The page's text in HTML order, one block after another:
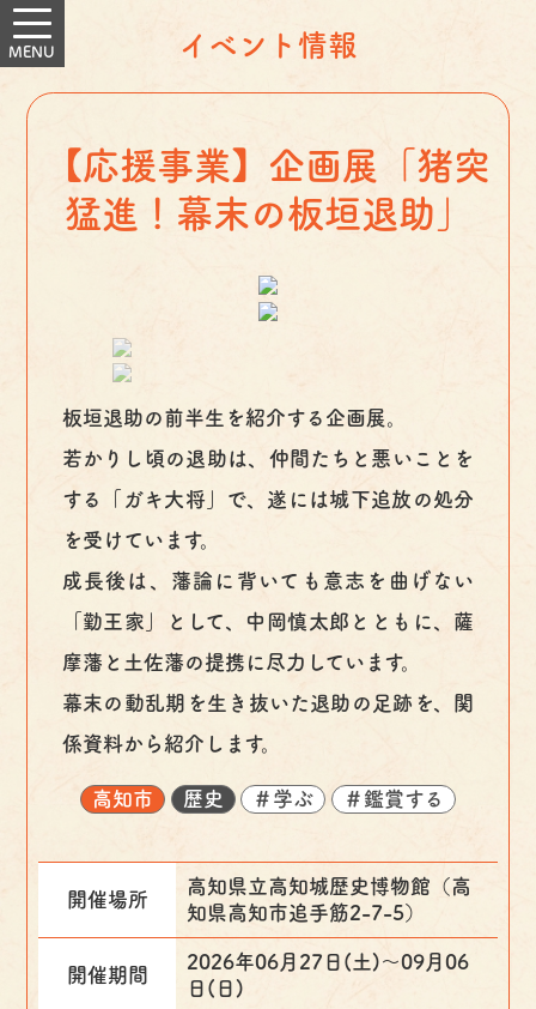
イベント情報
【応援事業】企画展「猪突
猛進！幕末の板垣退助」
板垣退助の前半生を紹介する企画展。
若かりし頃の退助は、仲間たちと悪いことを
する「ガキ大将」で、遂には城下追放の処分
を受けています。
成長後は、藩論に背いても意志を曲げない
「勤王家」として、中岡慎太郎とともに、薩
摩藩と土佐藩の提携に尽力しています。
幕末の動乱期を生き抜いた退助の足跡を、関
係資料から紹介します。
高知市 歴史 ＃学ぶ ＃鑑賞する
開催場所
高知県立高知城歴史博物館（高
知県高知市追手筋2-7-5）
開催期間
2026年06月27日(土)〜09月06
日(日)